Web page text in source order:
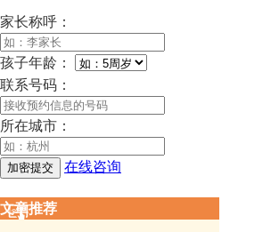
家长称呼：
孩子年龄：
联系号码：
所在城市：
在线咨询
文章推荐